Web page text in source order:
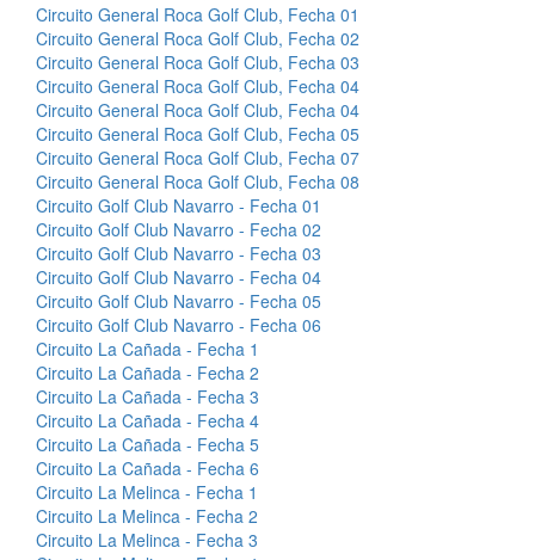
Circuito General Roca Golf Club, Fecha 01
Circuito General Roca Golf Club, Fecha 02
Circuito General Roca Golf Club, Fecha 03
Circuito General Roca Golf Club, Fecha 04
Circuito General Roca Golf Club, Fecha 04
Circuito General Roca Golf Club, Fecha 05
Circuito General Roca Golf Club, Fecha 07
Circuito General Roca Golf Club, Fecha 08
Circuito Golf Club Navarro - Fecha 01
Circuito Golf Club Navarro - Fecha 02
Circuito Golf Club Navarro - Fecha 03
Circuito Golf Club Navarro - Fecha 04
Circuito Golf Club Navarro - Fecha 05
Circuito Golf Club Navarro - Fecha 06
Circuito La Cañada - Fecha 1
Circuito La Cañada - Fecha 2
Circuito La Cañada - Fecha 3
Circuito La Cañada - Fecha 4
Circuito La Cañada - Fecha 5
Circuito La Cañada - Fecha 6
Circuito La Melinca - Fecha 1
Circuito La Melinca - Fecha 2
Circuito La Melinca - Fecha 3